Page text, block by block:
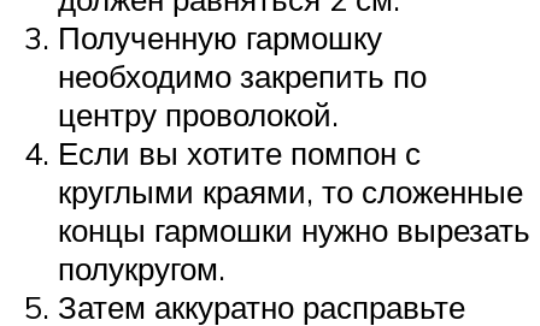
Полученную гармошку
необходимо закрепить по
центру проволокой.
Если вы хотите помпон с
круглыми краями, то сложенные
концы гармошки нужно вырезать
полукругом.
Затем аккуратно расправьте